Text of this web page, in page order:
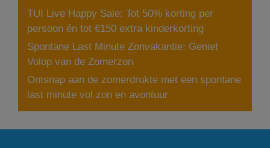
TUI Live Happy Sale: Tot 50% korting per
persoon én tot €150 extra kinderkorting
Spontane Last Minute Zonvakantie: Geniet
Volop van de Zomerzon
Ontsnap aan de zomerdrukte met een spontane
last minute vol zon en avontuur